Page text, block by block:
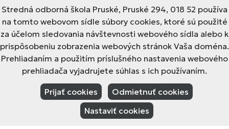
Stredná odborná škola Pruské, Pruské 294, 018 52 používa
na tomto webovom sídle súbory cookies, ktoré sú použité
za účelom sledovania návštevnosti webového sídla alebo k
prispôsobeniu zobrazenia webových stránok Vaša doména.
Prehliadaním a použitím príslušného nastavenia webového
prehliadača vyjadrujete súhlas s ich používaním.
Prijať cookies
Odmietnuť cookies
Nastaviť cookies